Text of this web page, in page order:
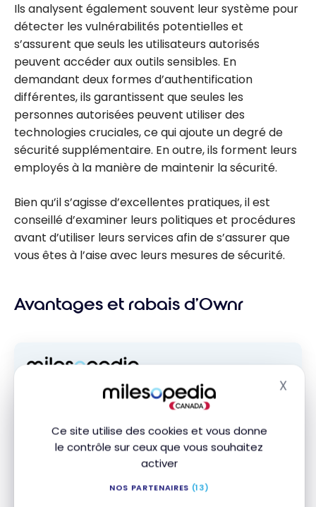
Ce site utilise des cookies et vous donne
le contrôle sur ceux que vous souhaitez
activer
NOS PARTENAIRES (13)
X
Ils analysent également souvent leur système pour
détecter les vulnérabilités potentielles et
s’assurent que seuls les utilisateurs autorisés
peuvent accéder aux outils sensibles. En
demandant deux formes d’authentification
différentes, ils garantissent que seules les
personnes autorisées peuvent utiliser des
technologies cruciales, ce qui ajoute un degré de
sécurité supplémentaire. En outre, ils forment leurs
employés à la manière de maintenir la sécurité.
Bien qu’il s’agisse d’excellentes pratiques, il est
conseillé d’examiner leurs politiques et procédures
avant d’utiliser leurs services afin de s’assurer que
vous êtes à l’aise avec leurs mesures de sécurité.
Avantages et rabais d’Ownr
Abonnez-vous gratuitement à l'infolettre
Milesopedia pour recevoir les meilleures
crédit, livrées chaque semaine dans votre
boîte courriel.